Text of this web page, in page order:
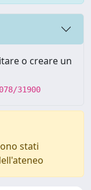
o creare un
31900
stati